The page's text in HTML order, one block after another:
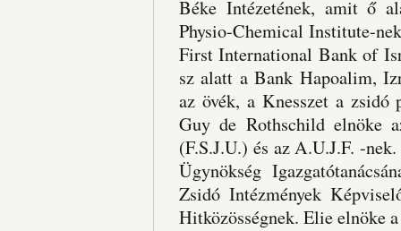
Béke Intézetének, amit ő
Physio-Chemical Institute-
First International Bank of
sz alatt a Bank Hapoalim,
az övék, a Knesszet a zsidó
Guy de Rothschild elnöke
(F.S.J.U.) és az A.U.J.F. -
Ügynökség
Zsidó Intézmények
Hitközösségnek. Elie elnöke